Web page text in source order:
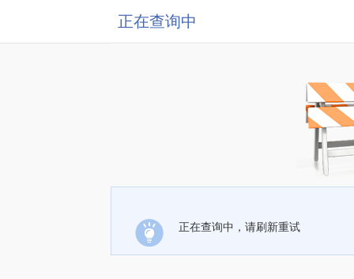
正在查询中
正在查询中，请刷新重试